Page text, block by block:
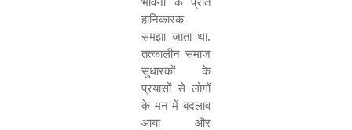
हानिकारक
समझा जाता था.
तत्कालीन समाज
सुधारकों के
प्रयासों से लोगों
के मन में बदलाव
आया और